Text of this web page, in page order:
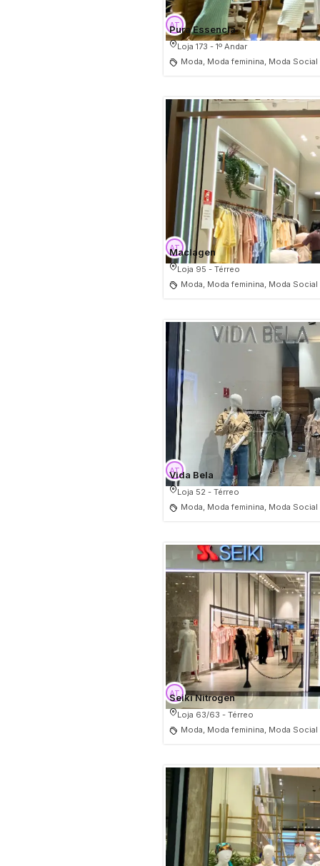
Pura Essencia
Loja 173 - 1º Andar
Moda, Moda feminina, Moda Social
Maclagen
Loja 95 - Térreo
Moda, Moda feminina, Moda Social
Vida Bela
Loja 52 - Térreo
Moda, Moda feminina, Moda Social
Seiki Nitrogen
Loja 63/63 - Térreo
Moda, Moda feminina, Moda Social